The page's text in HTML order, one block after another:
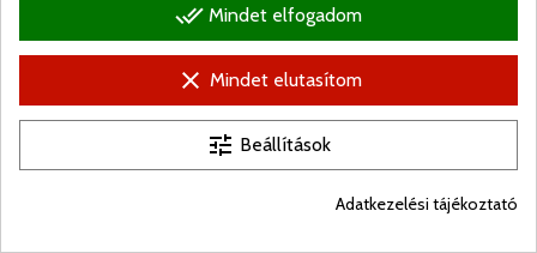
© Ugralo.hu - Minden jog fenntartva. Készítette:
done_all Mindet elfogadom
clear Mindet elutasítom
tune Beállítások
Adatkezelési tájékoztató